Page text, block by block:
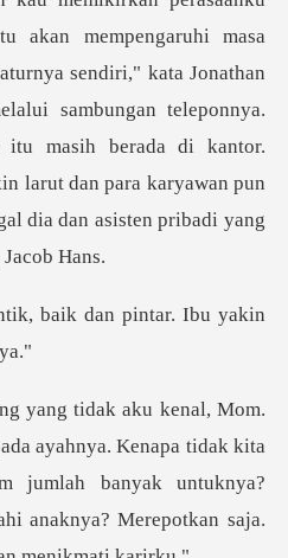
ri," kata Jonathan
sambungan teleponnya.
itu masih berada di kantor.
k, baik dan pintar. Ibu yaki
ayahnya. Kenapa tidak kita
jumlah banyak untuknya?